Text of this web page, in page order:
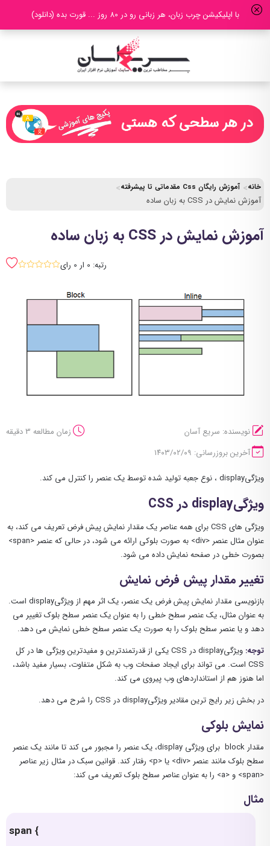
با اپلیکیشن چرب زبان، هر زبانی رو در 80 روز ... قورت بده (دانلود)
خانه آموزش رایگان Css مقدماتی تا پیشرفته
آموزش نمایش در CSS به زبان ساده
آموزش نمایش در CSS به زبان ساده
رتبه: 0 ار 0 رای sssss
نویسنده: سریع آسان
زمان مطالعه 3 دقیقه
آخرین بروزرسانی: ۱۴۰۳/۰۲/۰۹
ویژگیdisplay ، نوع جعبه تولید شده توسط یک عنصر را کنترل می کند.
ویژگیdisplay در CSS
ویژگی های CSS برای همه عناصر یک مقدار نمایش پیش فرض تعریف می کند، به
عنوان مثال عنصر <div> به صورت بلوکی ارائه می شود، در حالی که عنصر <span>
بصورت خطی در صفحه نمایش داده می شود.
تغییر مقدار پیش فرض نمایش
بازنویسی مقدار نمایش پیش فرض یک عنصر، یک اثر مهم از ویژگیdisplay است.
به عنوان مثال، یک عنصر سطح خطی را به عنوان یک عنصر سطح بلوک تغییر می
دهد و یا عنصر سطح بلوک را به صورت یک عنصر سطح خطی نمایش می دهد.
توجه:
ویژگیdisplay در CSS یکی از قدرتمندترین و مفیدترین ویژگی ها در کل
CSS است. می تواند برای ایجاد صفحات وب به شکل متفاوت، بسیار مفید باشد،
اما هنوز هم از استانداردهای وب پیروی می کند.
در بخش زیر رایج ترین مقادیر ویژگیdisplay در CSS را شرح می دهد.
نمایش بلوکی
مقدار block برای ویژگی display، یک عنصر را مجبور می کند تا مانند یک عنصر
سطح بلوک مانند عنصر <div> یا <p> رفتار کند. قوانین سبک در مثال زیر عناصر
<span> و <a> را به عنوان عناصر سطح بلوک تعریف می کند:
مثال
span {